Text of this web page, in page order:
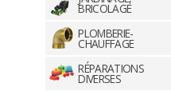
BRICOLAGE
PLOMBERIE-
CHAUFFAGE
RÉPARATIONS
DIVERSES